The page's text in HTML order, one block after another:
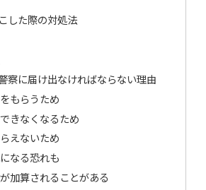
した際の対処法
察に届け出なければならない理由
もらうため
きなくなるため
えないため
なる恐れも
加算されることがある